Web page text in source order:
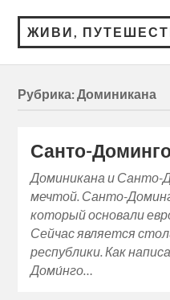
ЖИВИ,
Рубрика:Доминикана
Санто-
Доминикана и Санто-
мечтой. Санто-
который основали
Сейчас является
республики. Как
Доми́нго…